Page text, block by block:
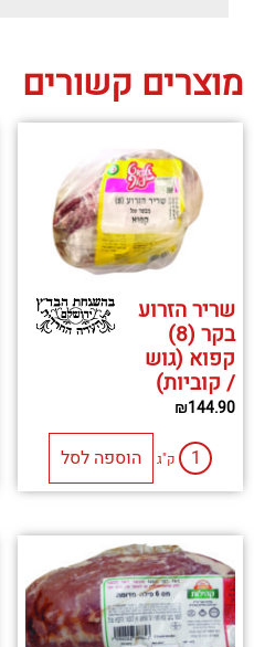
מוצרים קשורים
שריר הזרוע
בקר (8)
קפוא (גוש
/ קוביות)
₪144.90
ק"ג הוספה לסל